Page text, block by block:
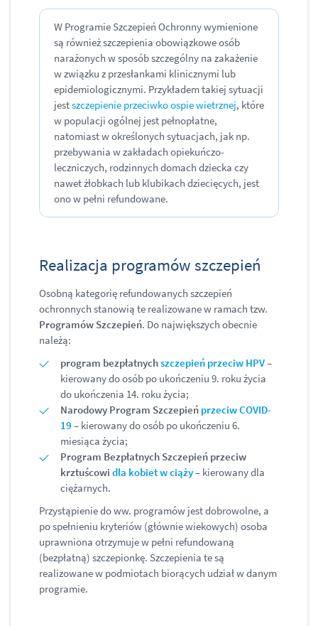
W Programie Szczepień Ochronny wymienione
są również szczepienia obowiązkowe osób
narażonych w sposób szczególny na zakażenie
w związku z przesłankami klinicznymi lub
epidemiologicznymi. Przykładem takiej sytuacji
jestszczepienie przeciwko ospie wietrznej, które
w populacji ogólnej jest pełnopłatne,
natomiast w określonych sytuacjach, jak np.
przebywania w zakładach opiekuńczo-
leczniczych, rodzinnych domach dziecka czy
nawet żłobkach lub klubikach dziecięcych, jest
ono w pełni refundowane.
Realizacja programów szczepień
Osobną kategorię refundowanych szczepień
ochronnych stanowią te realizowane w ramach tzw.
Programów Szczepień. Do największych obecnie
należą:
program bezpłatnychszczepień przeciw HPV–
kierowany do osób po ukończeniu 9. roku życia
do ukończenia 14. roku życia;
Narodowy Program Szczepień przeciw COVID-
19 – kierowany do osób po ukończeniu 6.
miesiąca życia;
Program Bezpłatnych Szczepień przeciw
krztuścowi dla kobiet w ciąży– kierowany dla
ciężarnych.
Przystąpienie do ww. programów jest dobrowolne, a
po spełnieniu kryteriów (głównie wiekowych) osoba
uprawniona otrzymuje w pełni refundowaną
(bezpłatną) szczepionkę. Szczepienia te są
realizowane w podmiotach biorących udział w danym
programie.